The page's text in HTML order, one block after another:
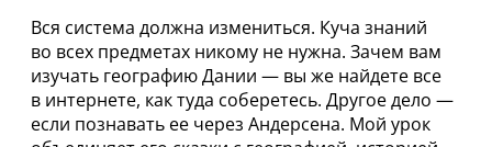
Вся система должна измениться. Куча знаний
во всех предметах никому не нужна. Зачем вам
изучать географию Дании — вы же найдете все
в интернете, как туда соберетесь. Другое дело —
если познавать ее через Андерсена. Мой урок